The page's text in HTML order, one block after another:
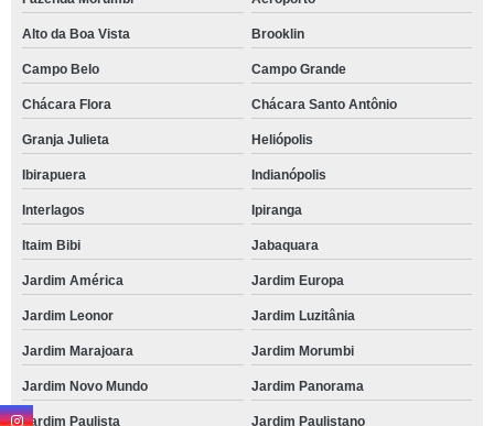
Alto da Boa Vista Brooklin
Campo Belo Campo Grande
Chácara Flora Chácara Santo Antônio
Granja Julieta Heliópolis
Ibirapuera Indianópolis
Interlagos Ipiranga
Itaim Bibi Jabaquara
Jardim América Jardim Europa
Jardim Leonor Jardim Luzitânia
Jardim Marajoara Jardim Morumbi
Jardim Novo Mundo Jardim Panorama
Jardim Paulista Jardim Paulistano